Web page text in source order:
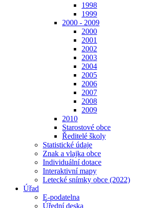
1998
1999
2000 - 2009
2000
2001
2002
2003
2004
2005
2006
2007
2008
2009
2010
Starostové obce
Ředitelé školy
Statistické údaje
Znak a vlajka obce
Individuální dotace
Interaktivní mapy
Letecké snímky obce (2022)
Úřad
E-podatelna
Úřední deska